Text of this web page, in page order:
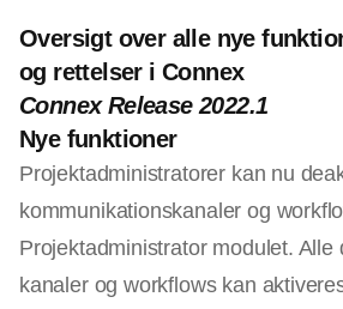
Oversigt over alle nye
og rettelser i Connex
Connex Release 2022.1
Nye funktioner
Projektadministratorer kan nu
kommunikationskanaler og
Projektadministrator modulet. Alle
kanaler og workflows kan